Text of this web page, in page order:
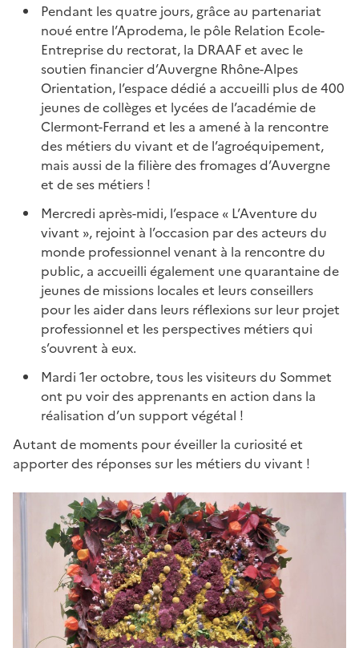
Pendant les quatre jours, grâce au partenariat
noué entre l’Aprodema, le pôle Relation Ecole-
Entreprise du rectorat, la DRAAF et avec le
soutien financier d’Auvergne Rhône-Alpes
Orientation, l’espace dédié a accueilli plus de 400
jeunes de collèges et lycées de l’académie de
Clermont-Ferrand et les a amené à la rencontre
des métiers du vivant et de l’agroéquipement,
mais aussi de la filière des fromages d’Auvergne
et de ses métiers !
Mercredi après-midi, l’espace « L’Aventure du
vivant », rejoint à l’occasion par des acteurs du
monde professionnel venant à la rencontre du
public, a accueilli également une quarantaine de
jeunes de missions locales et leurs conseillers
pour les aider dans leurs réflexions sur leur projet
professionnel et les perspectives métiers qui
s’ouvrent à eux.
Mardi 1er octobre, tous les visiteurs du Sommet
ont pu voir des apprenants en action dans la
réalisation d’un support végétal !
Autant de moments pour éveiller la curiosité et
apporter des réponses sur les métiers du vivant !